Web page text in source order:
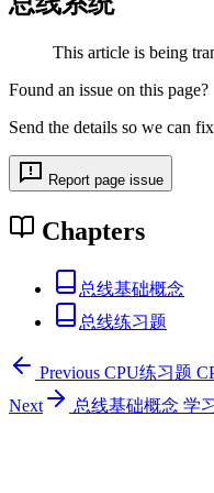
This article is being
Found an issue on this page?
Send the details so we can
Report page issue
Chapters
总线基础概念
总线练习题
Previous CPU练习题
Next
总线基础概念 学